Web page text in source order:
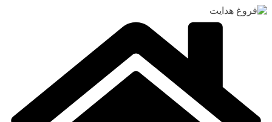
رفتن